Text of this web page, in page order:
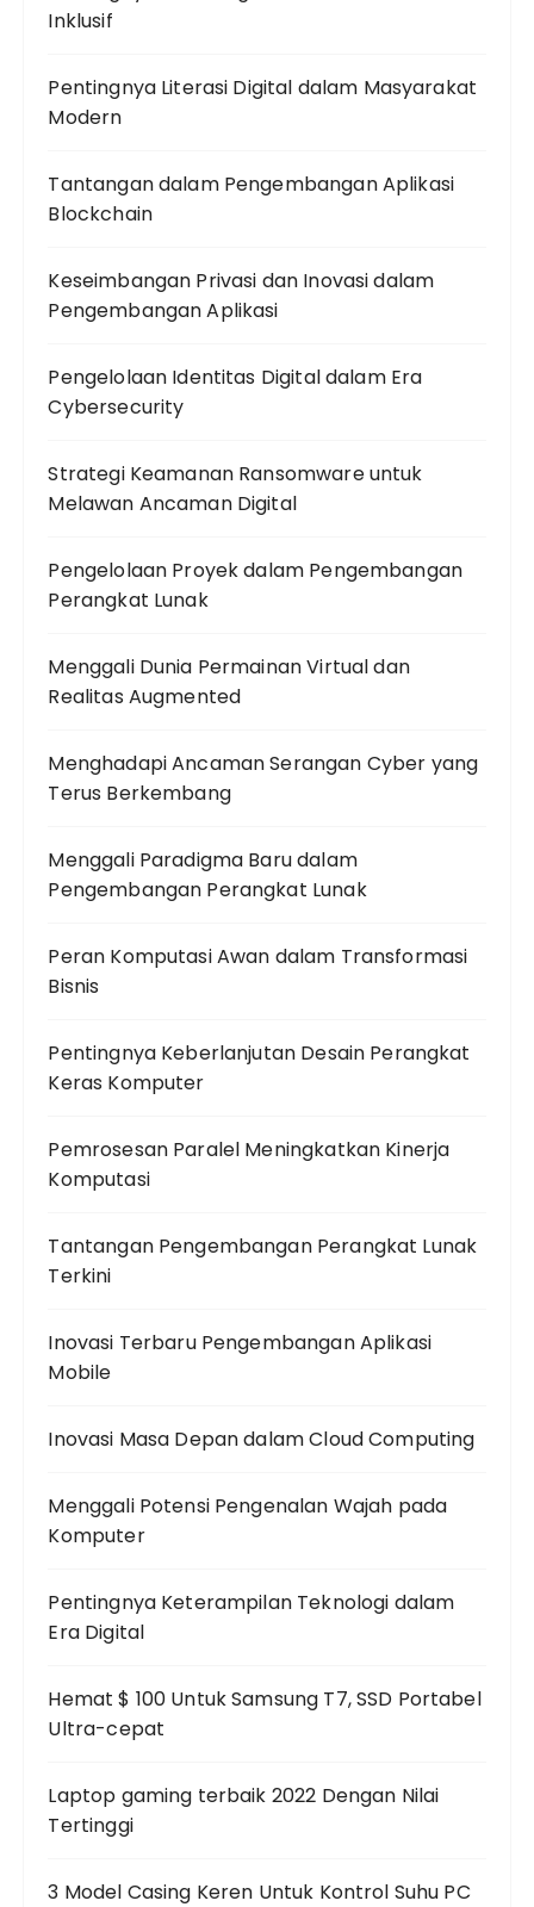
Inklusif
Pentingnya Literasi Digital dalam Masyarakat
Modern
Tantangan dalam Pengembangan Aplikasi
Blockchain
Keseimbangan Privasi dan Inovasi dalam
Pengembangan Aplikasi
Pengelolaan Identitas Digital dalam Era
Cybersecurity
Strategi Keamanan Ransomware untuk
Melawan Ancaman Digital
Pengelolaan Proyek dalam Pengembangan
Perangkat Lunak
Menggali Dunia Permainan Virtual dan
Realitas Augmented
Menghadapi Ancaman Serangan Cyber yang
Terus Berkembang
Menggali Paradigma Baru dalam
Pengembangan Perangkat Lunak
Peran Komputasi Awan dalam Transformasi
Bisnis
Pentingnya Keberlanjutan Desain Perangkat
Keras Komputer
Pemrosesan Paralel Meningkatkan Kinerja
Komputasi
Tantangan Pengembangan Perangkat Lunak
Terkini
Inovasi Terbaru Pengembangan Aplikasi
Mobile
Inovasi Masa Depan dalam Cloud Computing
Menggali Potensi Pengenalan Wajah pada
Komputer
Pentingnya Keterampilan Teknologi dalam
Era Digital
Hemat $ 100 Untuk Samsung T7, SSD Portabel
Ultra-cepat
Laptop gaming terbaik 2022 Dengan Nilai
Tertinggi
3 Model Casing Keren Untuk Kontrol Suhu PC